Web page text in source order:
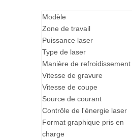
Modèle
Zone de travail
Puissance laser
Type de laser
Manière de refroidissement
Vitesse de gravure
Vitesse de coupe
Source de courant
Contrôle de l'énergie laser
Format graphique pris en
charge